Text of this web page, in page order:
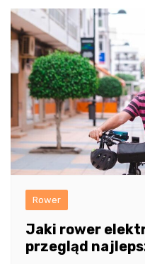
Rower
Jaki rower
przegląd